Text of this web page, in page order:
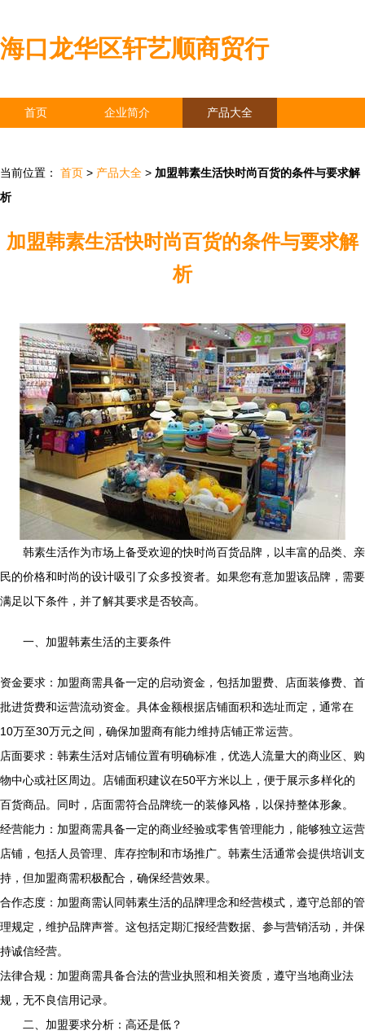
海口龙华区轩艺顺商贸行
首页 企业简介 产品大全
当前位置： 首页 > 产品大全 > 加盟韩素生活快时尚百货的条件与要求解
析
加盟韩素生活快时尚百货的条件与要求解
析
韩素生活作为市场上备受欢迎的快时尚百货品牌，以丰富的品类、亲
民的价格和时尚的设计吸引了众多投资者。如果您有意加盟该品牌，需要
满足以下条件，并了解其要求是否较高。
一、加盟韩素生活的主要条件
资金要求：加盟商需具备一定的启动资金，包括加盟费、店面装修费、首
批进货费和运营流动资金。具体金额根据店铺面积和选址而定，通常在
10万至30万元之间，确保加盟商有能力维持店铺正常运营。
店面要求：韩素生活对店铺位置有明确标准，优选人流量大的商业区、购
物中心或社区周边。店铺面积建议在50平方米以上，便于展示多样化的
百货商品。同时，店面需符合品牌统一的装修风格，以保持整体形象。
经营能力：加盟商需具备一定的商业经验或零售管理能力，能够独立运营
店铺，包括人员管理、库存控制和市场推广。韩素生活通常会提供培训支
持，但加盟商需积极配合，确保经营效果。
合作态度：加盟商需认同韩素生活的品牌理念和经营模式，遵守总部的管
理规定，维护品牌声誉。这包括定期汇报经营数据、参与营销活动，并保
持诚信经营。
法律合规：加盟商需具备合法的营业执照和相关资质，遵守当地商业法
规，无不良信用记录。
二、加盟要求分析：高还是低？